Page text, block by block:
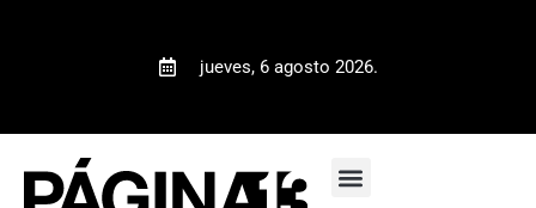
jueves, 6 agosto 2026.